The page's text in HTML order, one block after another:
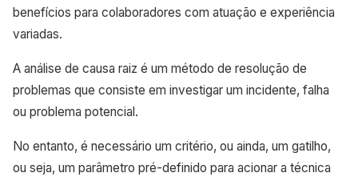
benefícios para colaboradores com atuação e experiência
variadas.
A análise de causa raiz é um método de resolução de
problemas que consiste em investigar um incidente, falha
ou problema potencial.
No entanto, é necessário um critério, ou ainda, um gatilho,
ou seja, um parâmetro pré-definido para acionar a técnica